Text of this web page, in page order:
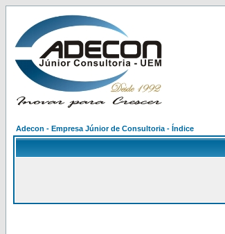
Adecon - Empresa Júnior de Consultoria - Índice